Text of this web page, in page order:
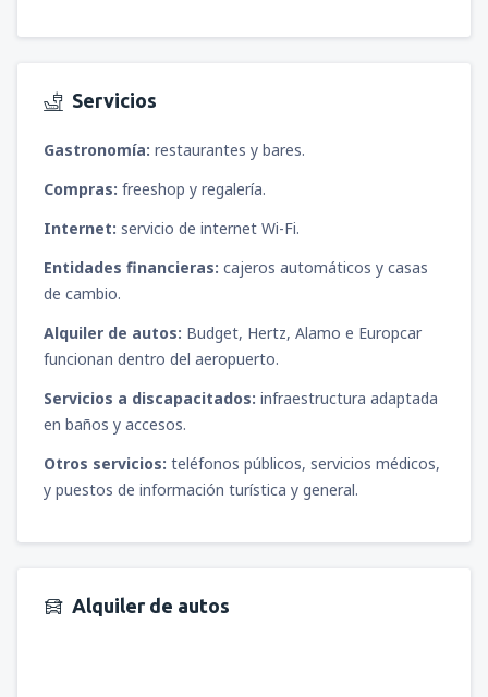
Servicios
Gastronomía: restaurantes y bares.
Compras: freeshop y regalería.
Internet: servicio de internet Wi-Fi.
Entidades financieras: cajeros automáticos y casas
de cambio.
Alquiler de autos: Budget, Hertz, Alamo e Europcar
funcionan dentro del aeropuerto.
Servicios a discapacitados: infraestructura adaptada
en baños y accesos.
Otros servicios: teléfonos públicos, servicios médicos,
y puestos de información turística y general.
Alquiler de autos